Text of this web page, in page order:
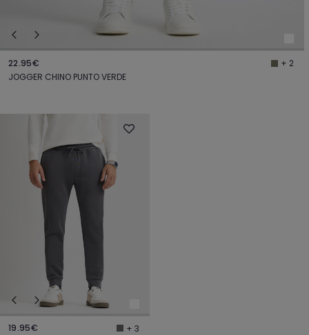
22.95€
+ 2
JOGGER CHINO PUNTO VERDE
19.95€
+ 3